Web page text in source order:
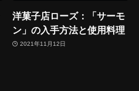
洋菓子店ローズ：「サーモ
ン」の入手方法と使用料理
2021年11月12日